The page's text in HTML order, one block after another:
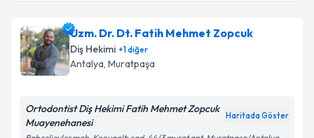
Prof. Dr. Sedat Baraniçin randevu takvimi talebi
oluşturun. Size bu uzmandan randevu almanız için bir
takvim hazırlandığında e-posta ile bilgilendireceğiz.
Uzm. Dr. Dt. Fatih Mehmet Zopcuk
Diş Hekimi +1diğer
Antalya, Muratpaşa
Ortodontist Diş Hekimi Fatih Mehmet Zopcuk
Muayenehanesi
Haritada Göster